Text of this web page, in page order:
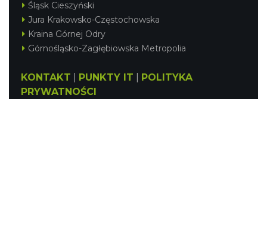
Śląsk Cieszyński
Jura Krakowsko-Częstochowska
Kraina Górnej Odry
Górnośląsko-Zagłębiowska Metropolia
KONTAKT PUNKTY IT
POLITYKA
PRYWATNOŚCI